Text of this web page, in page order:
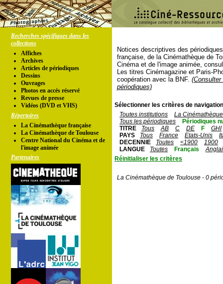
Recherches spécifiques dans les
collections
Affiches
Archives
Articles de périodiques
Dessins
Ouvrages
Photos en accés réservé
Revues de presse
Vidéos (DVD et VHS)
Répertoires
La Cinémathèque française
La Cinémathèque de Toulouse
Centre National du Cinéma et de
l'image animée
Partenaires
Notices descriptives des
française, de la Cinémathèque de
Cinéma et de l'image animée,
Les titres Cinémagazine et Paris-
coopération avec la BNF.
périodiques)
Sélectionner les critères de
Toutes institutions
La
Tous les périodiques
Périodiques
TITRE
Tous AB C DE F
GHI
PAYS
Tous France Etats-Unis
DECENNIE
Toutes <1900
1900
LANGUE
Toutes Français
Réinitialiser les critères
La Cinémathèque de Toulouse - 0